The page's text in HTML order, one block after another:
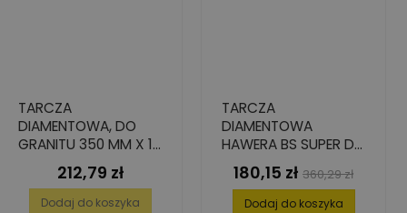
TARCZA
DIAMENTOWA, DO
GRANITU 350 MM X 10
MM / 25,4 MM
Cena
212,79 zł
Dodaj do koszyka
TARCZA
DIAMENTOWA
HAWERA BS SUPER DO
BETONU 150 X 22,2
MM
Cena
180,15 zł Cena
podstawowa
360,29 zł
Dodaj do koszyka